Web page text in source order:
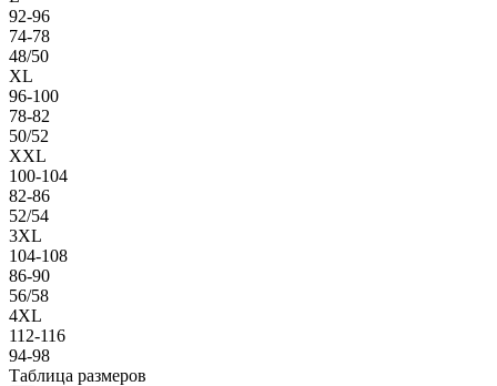
92-96
74-78
48/50
XL
96-100
78-82
50/52
XXL
100-104
82-86
52/54
3XL
104-108
86-90
56/58
4XL
112-116
94-98
Таблица размеров